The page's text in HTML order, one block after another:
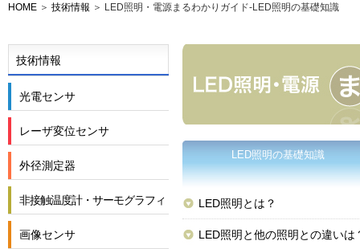
HOME 技術情報 LED照明・電源まるわかりガイド-LED照明の基礎知識
技術情報
光電センサ
レーザ変位センサ
外径測定器
非接触温度計・サーモグラフィ
画像センサ
LED照明の基礎知識
LED照明とは？
LED照明と他の照明との違いは